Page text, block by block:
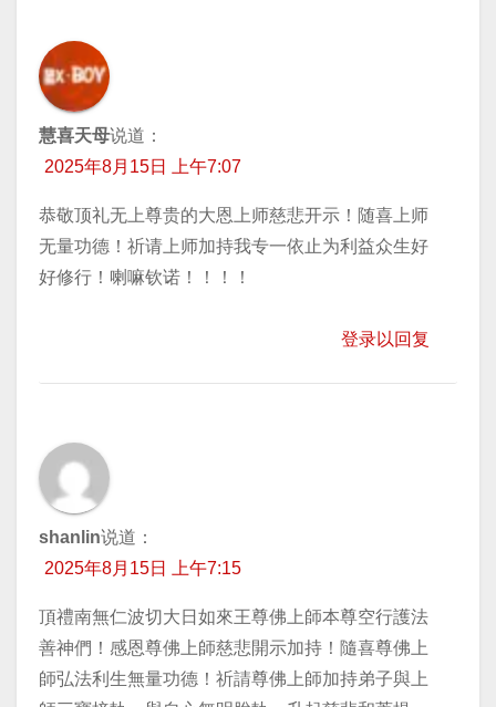
慧喜天母说道：
2025年8月15日 上午7:07
恭敬顶礼无上尊贵的大恩上师慈悲开示！随喜上师
无量功德！祈请上师加持我专一依止为利益众生好
好修行！喇嘛钦诺！！！！
登录以回复
shanlin说道：
2025年8月15日 上午7:15
頂禮南無仁波切大日如來王尊佛上師本尊空行護法
善神們！感恩尊佛上師慈悲開示加持！隨喜尊佛上
師弘法利生無量功德！祈請尊佛上師加持弟子與上